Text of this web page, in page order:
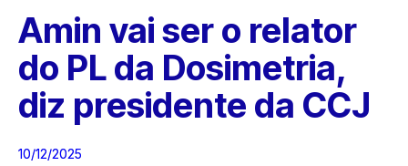
Amin vai ser o relator
do PL da Dosimetria,
diz presidente da CCJ
10/12/2025